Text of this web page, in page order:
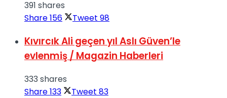
391 shares
Share156 Tweet 98
Kıvırcık Ali geçen yıl Aslı Güven’le
evlenmiş / Magazin Haberleri
333 shares
Share133 Tweet 83